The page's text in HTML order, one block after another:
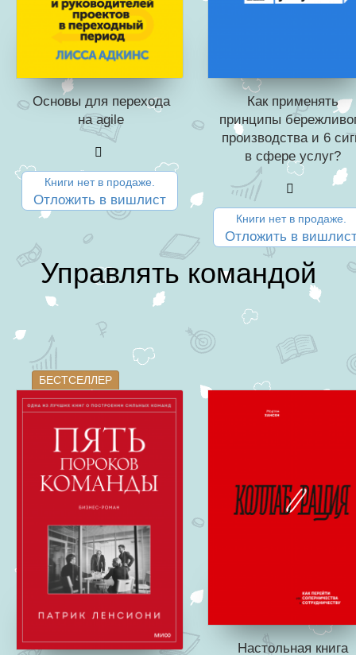
Основы для перехода
на agile
Книги нет в продаже.
Отложить в вишлист
Как применять
принципы
производства и 6
в сфере услуг?
Книги нет в продаже.
Отложить в
Управлять командой
БЕСТСЕЛЛЕР
Настольная книга